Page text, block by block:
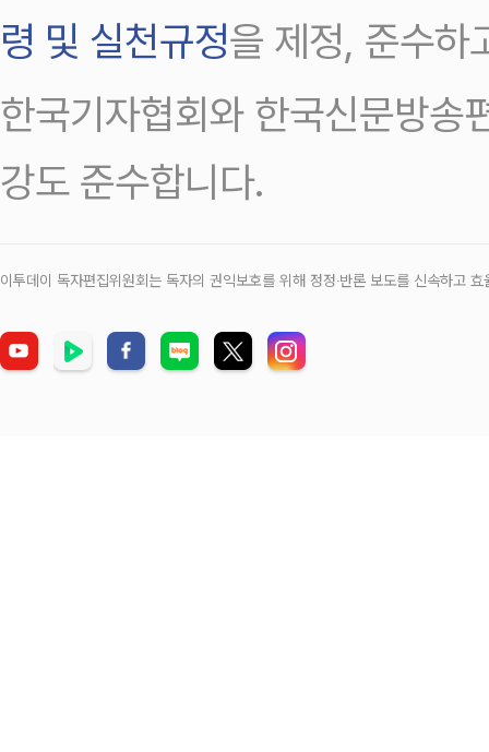
령 및 실천규정을 제정, 준수하
한국기자협회와 한국신문방송
강도 준수합니다.
이투데이 독자편집위원회는 독자의 권익보호를 위해 정정‧반론 보도를 신속하고